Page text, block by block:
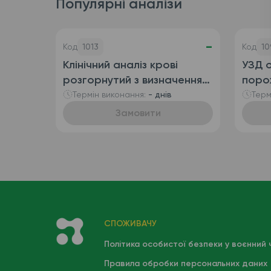
Код 1013 -
Клінічний аналіз крові
розгорнутий з визначенням
ретикулоцитів
(автоматизований + ручна
Термін виконання: - днів
Замовити
Код
УЗД
СПОЖИВАЧУ
Політика особистої безпеки у воєнний
Правила обробки персональних даних